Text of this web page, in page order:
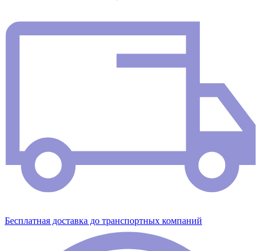
Бесплатная доставка до транспортных компаний